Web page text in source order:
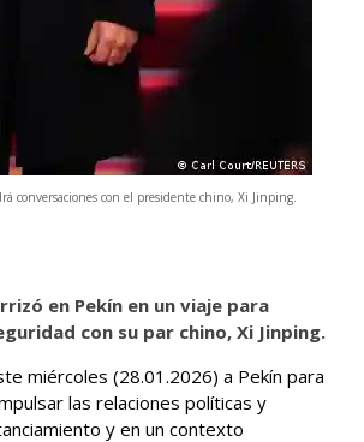
conversaciones con el presidente chino, Xi Jinping.
en Pekín en un viaje para
con su par chino, Xi Jinping.
miércoles (28.01.2026) a Pekín para
las relaciones políticas y
y en un contexto